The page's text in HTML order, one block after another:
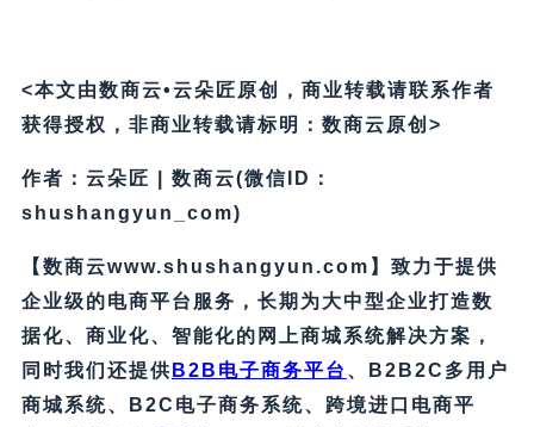
<本文由数商云•云朵匠原创，商业转载请联系作者
获得授权，非商业转载请标明：数商云原创>
作者：云朵匠 | 数商云(微信ID：
shushangyun_com)
【数商云www.shushangyun.com】致力于提供
企业级的电商平台服务，长期为大中型企业打造数
据化、商业化、智能化的网上商城系统解决方案，
同时我们还提供 B2B电子商务平台 、B2B2C多用户
商城系统、B2C电子商务系统、跨境进口电商平